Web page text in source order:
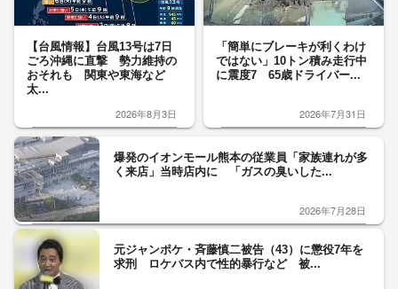
【台風情報】台風13号は7日
ごろ沖縄に直撃 勢力維持の
おそれも 関東や東海など
太...
2026年8月3日
「簡単にブレーキが利くわけ
ではない」10トン積み走行中
に震度7 65歳ドライバー...
2026年7月31日
爆発のイオンモール熊本の従業員「家族連れが多
く来店」当時店内に 「ガスの臭いした...
2026年7月28日
元ジャンポケ・斉藤慎二被告（43）に懲役7年を
求刑 ロケバス内で性的暴行など 被...